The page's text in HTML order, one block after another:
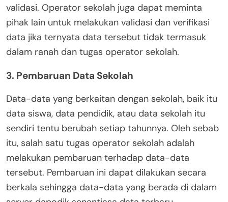
validasi. Operator sekolah juga dapat meminta
pihak lain untuk melakukan validasi dan verifikasi
data jika ternyata data tersebut tidak termasuk
dalam ranah dan tugas operator sekolah.
3. Pembaruan Data Sekolah
Data-data yang berkaitan dengan sekolah, baik itu
data siswa, data pendidik, atau data sekolah itu
sendiri tentu berubah setiap tahunnya. Oleh sebab
itu, salah satu tugas operator sekolah adalah
melakukan pembaruan terhadap data-data
tersebut. Pembaruan ini dapat dilakukan secara
berkala sehingga data-data yang berada di dalam